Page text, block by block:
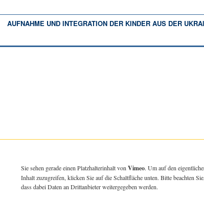
AUFNAHME UND INTEGRATION DER KINDER AUS DER
Sie sehen gerade einen Platzhalterinhalt von Vimeo. Um auf den
Inhalt zuzugreifen, klicken Sie auf die Schaltfläche unten. Bitte beachten Sie,
dass dabei Daten an Drittanbieter weitergegeben werden.